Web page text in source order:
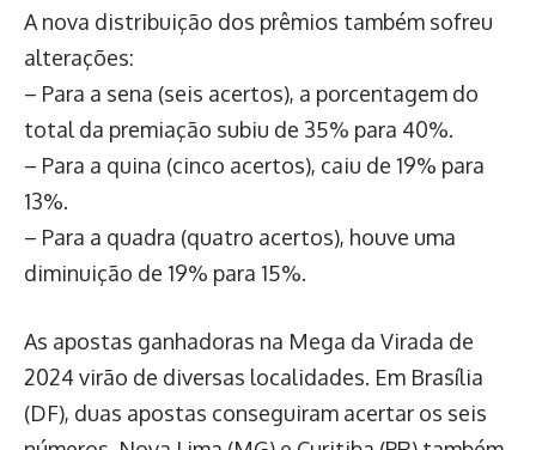
A nova distribuição dos prêmios também sofreu
alterações:
– Para a sena (seis acertos), a porcentagem do
total da premiação subiu de 35% para 40%.
– Para a quina (cinco acertos), caiu de 19% para
13%.
– Para a quadra (quatro acertos), houve uma
diminuição de 19% para 15%.
As apostas ganhadoras na Mega da Virada de
2024 virão de diversas localidades. Em Brasília
(DF), duas apostas conseguiram acertar os seis